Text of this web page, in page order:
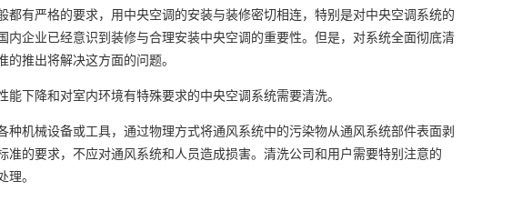
有严格的要求，用中央空调的安装与装修密切相连，特别是对中央空调系统的
企业已经意识到装修与合理安装中央空调的重要性。但是，对系统全面彻底清
推出将解决这方面的问题。
下降和对室内环境有特殊要求的中央空调系统需要清洗。
机械设备或工具，通过物理方式将通风系统中的污染物从通风系统部件表面剥
的要求，不应对通风系统和人员造成损害。清洗公司和用户需要特别注意的
。